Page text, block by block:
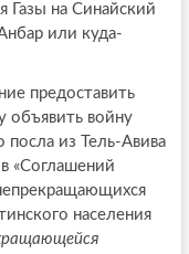
Газы на Синайский
или куда-
предоставить
объявить войну
посла из Тель-Авива
«Соглашений
населения